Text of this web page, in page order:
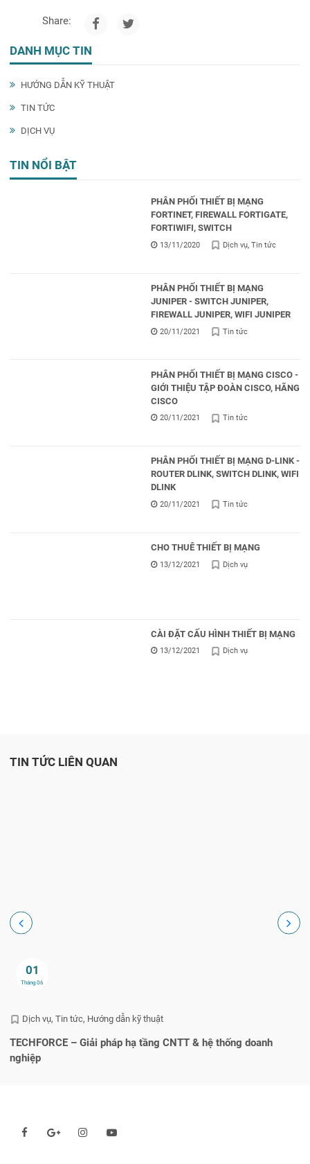
DANH MỤC TIN
HƯỚNG DẪN KỸ THUẬT
TIN TỨC
DỊCH VỤ
TIN NỔI BẬT
PHÂN PHỐI THIẾT BỊ MẠNG
FORTINET, FIREWALL FORTIGATE,
FORTIWIFI, SWITCH
13/11/2020 Dịch vụ Tin tức
PHÂN PHỐI THIẾT BỊ MẠNG
JUNIPER - SWITCH JUNIPER,
FIREWALL JUNIPER, WIFI JUNIPER
20/11/2021 Tin tức
PHÂN PHỐI THIẾT BỊ MẠNG CISCO -
GIỚI THIỆU TẬP ĐOÀN CISCO, HÃNG
CISCO
20/11/2021 Tin tức
PHÂN PHỐI THIẾT BỊ MẠNG D-LINK -
ROUTER DLINK, SWITCH DLINK, WIFI
DLINK
20/11/2021 Tin tức
CHO THUÊ THIẾT BỊ MẠNG
13/12/2021 Dịch vụ
CÀI ĐẶT CẤU HÌNH THIẾT BỊ MẠNG
13/12/2021 Dịch vụ
Share:
TIN TỨC LIÊN QUAN
01
Tháng 06
Dịch vụ Tin tức Hướng dẫn kỹ thuật
TECHFORCE – Giải pháp hạ tầng CNTT & hệ thống doanh
nghiệp